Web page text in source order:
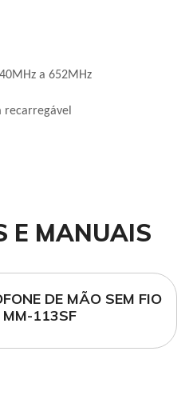
a 652MHz
E MANUAIS
DE MÃO SEM FIO
MM-113SF